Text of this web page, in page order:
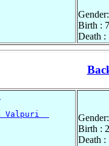
Birth :
Death :
Valpuri
Birth :
Death